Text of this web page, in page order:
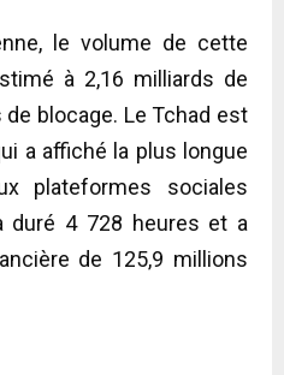
le volume de cette
à 2,16 milliards de
blocage. Le Tchad est
a affiché la plus longue
plateformes sociales
duré 4 728 heures et a
de 125,9 millions